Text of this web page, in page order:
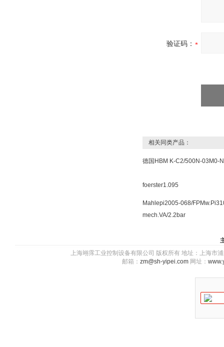
验证码：
相关同类产品：
德国HBM K-C2/500N-03M0-
foerster1.095
Mahlepi2005-068/
mech.VA/2.2bar
上海翊霈工业控制设备有限公司 版权所有 地址：上海
邮箱： zm@sh-yipei.com 网址：